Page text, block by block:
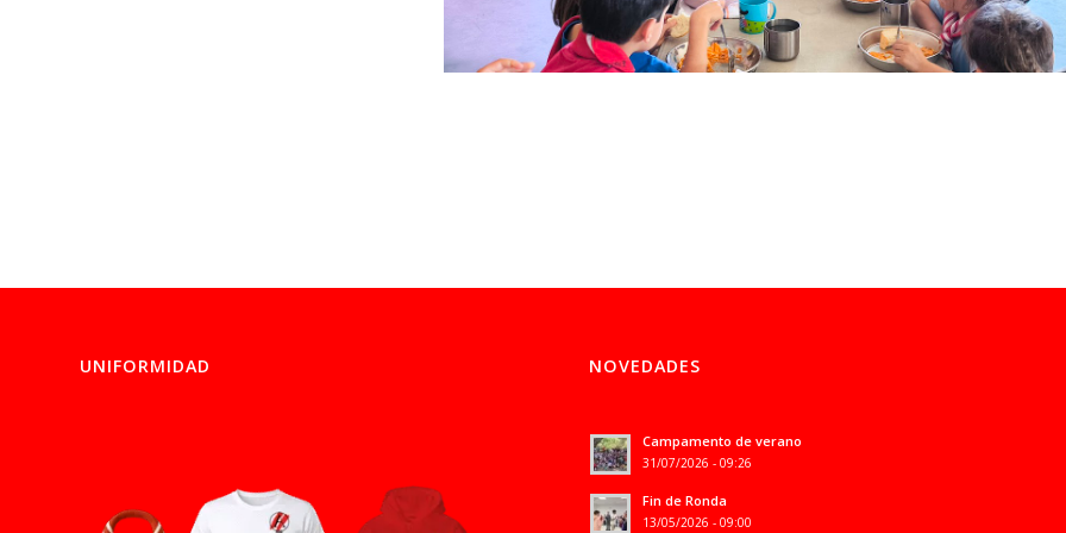
UNIFORMIDAD NOVEDADES
Campamento de verano
31/07/2026 - 09:26
Fin de Ronda
13/05/2026 - 09:00